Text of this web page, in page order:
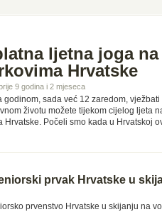
ljetna joga na
Hrvatske
9 godina i 2 mjeseca
godinom, sada već 12 zaredom, vježbati
životu možete tijekom cijelog ljeta
Hrvatske. Počeli smo kada u Hrvatskoj
prvak Hrvatske u
prvenstvo Hrvatske u skijanju na